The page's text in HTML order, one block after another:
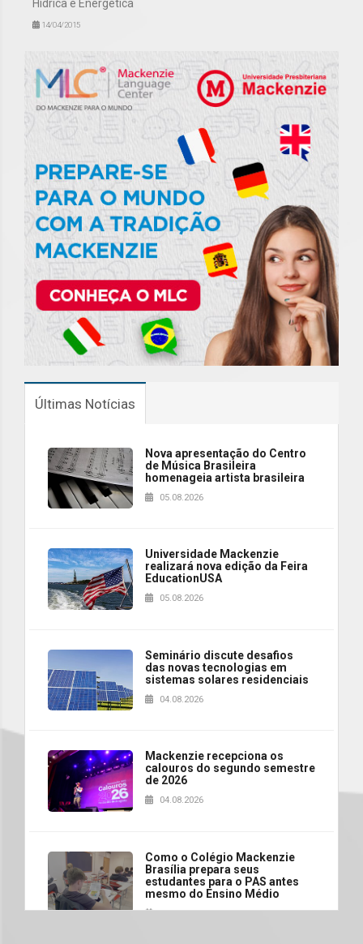
Hídrica e Energética
14/04/2015
Últimas Notícias
Nova apresentação do Centro
de Música Brasileira
homenageia artista brasileira
05.08.2026
Universidade Mackenzie
realizará nova edição da Feira
EducationUSA
05.08.2026
Seminário discute desafios
das novas tecnologias em
sistemas solares residenciais
04.08.2026
Mackenzie recepciona os
calouros do segundo semestre
de 2026
04.08.2026
Como o Colégio Mackenzie
Brasília prepara seus
estudantes para o PAS antes
mesmo do Ensino Médio